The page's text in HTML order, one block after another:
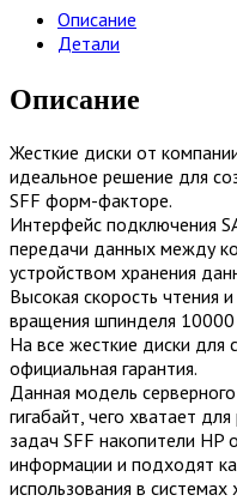
1.2TB
inch
small
factor
[697578-
003]
Описание
Детали
Описание
Жесткие диски от
идеальное решение для
SFF форм-факторе.
Интерфейс подключения
передачи данных между
устройством хранения
Высокая скорость чтения
вращения шпинделя
На все жесткие диски для
официальная гарантия.
Данная модель
гигабайт, чего хватает
задач SFF накопители
информации и подходят
использования в системах